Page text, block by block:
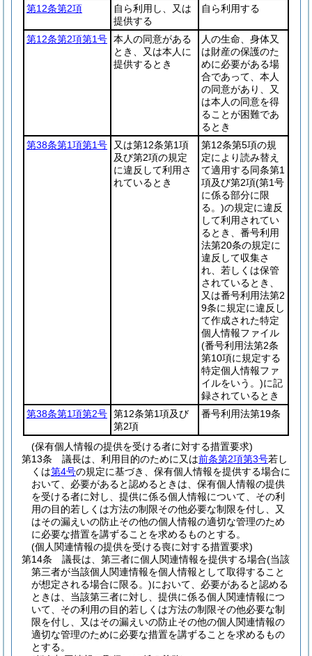
第12条第2項
自ら利用し、又は
提供する
自ら利用する
第12条第2項第1号 本人の同意がある
とき、又は本人に
提供するとき
人の生命、身体又
は財産の保護のた
めに必要がある場
合であって、本人
の同意があり、又
は本人の同意を得
ることが困難であ
るとき
第38条第1項第1号
又は第12条第1項
及び第2項の規定
に違反して利用さ
れているとき
第12条第5項の規
定により読み替え
て適用する同条第1
項及び第2項(第1号
に係る部分に限
る。)の規定に違反
して利用されてい
るとき、番号利用
法第20条の規定に
違反して収集さ
れ、若しくは保管
されているとき、
又は番号利用法第2
9条に規定に違反し
て作成された特定
個人情報ファイル
(番号利用法第2条
第10項に規定する
特定個人情報ファ
イルをいう。)に記
録されているとき
第38条第1項第2号 第12条第1項及び
第2項
番号利用法第19条
(保有個人情報の提供を受ける者に対する措置要求)
第13条
議長は、利用目的のために又は前条第2項第3号若し
くは第4号の規定に基づき、保有個人情報を提供する場合に
おいて、必要があると認めるときは、保有個人情報の提供
を受ける者に対し、提供に係る個人情報について、その利
用の目的若しくは方法の制限その他必要な制限を付し、又
はその漏えいの防止その他の個人情報の適切な管理のため
に必要な措置を講ずることを求めるものとする。
(個人関連情報の提供を受ける喪に対する措置要求)
第14条
議長は、第三者に個人関連情報を提供する場合(当該
第三者が当該個人関連情報を個人情報として取得すること
が想定される場合に限る。)において、必要があると認める
ときは、当該第三者に対し、提供に係る個人関連情報につ
いて、その利用の目的若しくは方法の制限その他必要な制
限を付し、又はその漏えいの防止その他の個人関連情報の
適切な管理のために必要な措置を講ずることを求めるもの
とする。